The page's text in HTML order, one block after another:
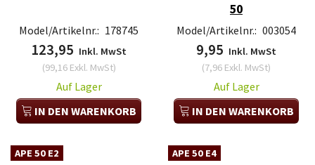
Model/Artikelnr.: 178745
123,95 Inkl. MwSt
(99,16Exkl. MwSt)
Auf Lager
IN DEN WARENKORB
50
Model/Artikelnr.: 003054
9,95 Inkl. MwSt
(7,96 Exkl. MwSt)
Auf Lager
IN DEN WARENKORB
APE 50 E2 APE 50 E4